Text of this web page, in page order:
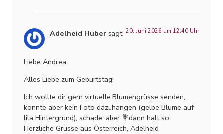
Adelheid Huber sagt: 20. Juni 2026 um 12:40 Uhr
Liebe Andrea,
Alles Liebe zum Geburtstag!
Ich wollte dir gern virtuelle Blumengrüsse senden,
konnte aber kein Foto dazuhängen (gelbe Blume auf
lila Hintergrund), schade, aber 💐dann halt so.
Herzliche Grüsse aus Österreich, Adelheid